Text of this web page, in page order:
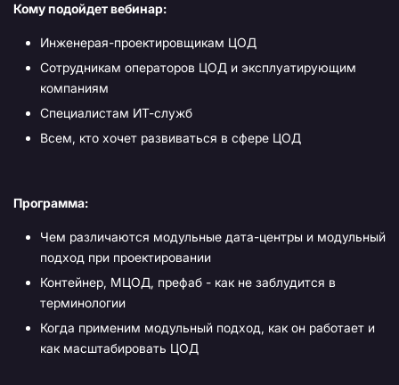
Кому подойдет вебинар:
Инженерая-проектировщикам ЦОД
Сотрудникам операторов ЦОД и эксплуатирующим
компаниям
Специалистам ИТ-служб
Всем, кто хочет развиваться в сфере ЦОД
Программа:
Чем различаются модульные дата-центры и модульный
подход при проектировании
Контейнер, МЦОД, префаб - как не заблудится в
терминологии
Когда применим модульный подход, как он работает и
как масштабировать ЦОД